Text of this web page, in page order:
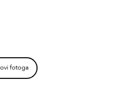
fotoga